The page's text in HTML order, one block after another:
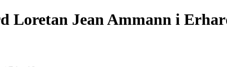
Loretan Jean Ammann i